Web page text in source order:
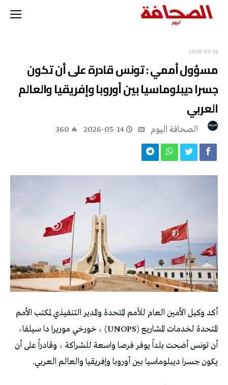
2026-05-14
مسؤول أممي : تونس قادرة على أن تكون
جسرا ديبلوماسيا بين أوروبا وإفريقيا والعالم
العربي
2026-05-14
360
أكد وكيل الأمين العام للأمم المتحدة والمدير التنفيذي لمكتب الأمم
المتحدة لخدمات المشاريع (UNOPS) ، خورخي موريرا دا سيلفا،
أن تونس أضحت بلداً يوفر فرصا واسعة للشراكة ، وقادراً على أن
يكون جسرا ديبلوماسيا بين أوروبا وإفريقيا والعالم العربي.